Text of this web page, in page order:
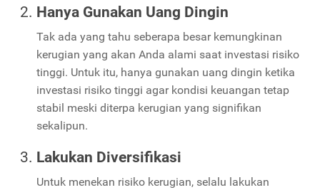
Hanya Gunakan Uang Dingin
Tak ada yang tahu seberapa besar kemungkinan
kerugian yang akan Anda alami saat investasi risiko
tinggi. Untuk itu, hanya gunakan uang dingin ketika
investasi risiko tinggi agar kondisi keuangan tetap
stabil meski diterpa kerugian yang signifikan
sekalipun.
Lakukan Diversifikasi
Untuk menekan risiko kerugian, selalu lakukan